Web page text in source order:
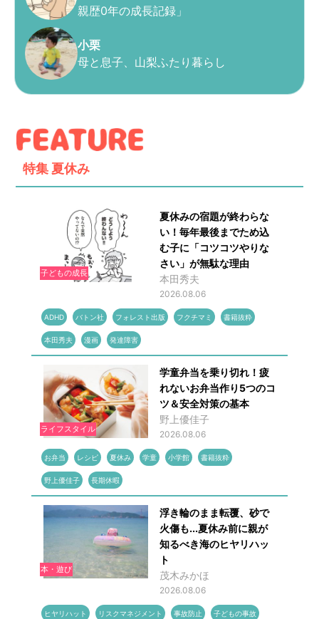
親歴0年の成長記録」
小栗
母と息子、山梨ふたり暮らし
特集 夏休み
子どもの成長
夏休みの宿題が終わらな
い！毎年最後までため込
む子に「コツコツやりな
さい」が無駄な理由
本田秀夫
2026.08.06
ADHD バトン社 フォレスト出版 フクチマミ 書籍抜粋
本田秀夫 漫画 発達障害
ライフスタイル
学童弁当を乗り切れ！疲
れないお弁当作り5つのコ
ツ＆安全対策の基本
野上優佳子
2026.08.06
お弁当 レシピ 夏休み 学童 小学館 書籍抜粋
野上優佳子 長期休暇
本・遊び
浮き輪のまま転覆、砂で
火傷も...夏休み前に親が
知るべき海のヒヤリハッ
ト
茂木みかほ
2026.08.06
ヒヤリハット リスクマネジメント 事故防止 子どもの事故